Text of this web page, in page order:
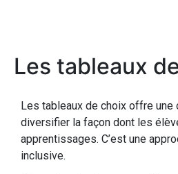
Les tableaux
Les tableaux de choix offre une
diversifier la façon dont les
apprentissages. C’est une
inclusive.